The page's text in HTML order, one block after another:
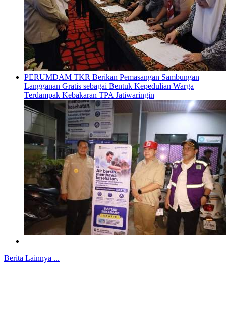
PERUMDAM TKR Berikan Pemasangan Sambungan
Langganan Gratis sebagai Bentuk Kepedulian Warga
Terdampak Kebakaran TPA Jatiwaringin
Berita Lainnya ...